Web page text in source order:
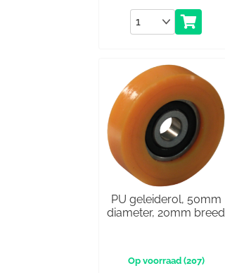
Aantal
PU geleiderol, 50mm
diameter, 20mm breed
(207)